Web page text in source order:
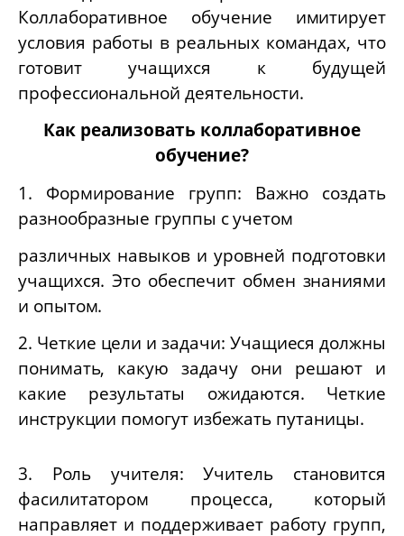
Коллаборативное обучение имитирует
условия работы в реальных командах, что
готовит учащихся к будущей
профессиональной деятельности.
Как реализовать коллаборативное
обучение?
1. Формирование групп: Важно создать
разнообразные группы с учетом
различных навыков и уровней подготовки
учащихся. Это обеспечит обмен знаниями
и опытом.
2. Четкие цели и задачи: Учащиеся должны
понимать, какую задачу они решают и
какие результаты ожидаются. Четкие
инструкции помогут избежать путаницы.
3. Роль учителя: Учитель становится
фасилитатором процесса, который
направляет и поддерживает работу групп,